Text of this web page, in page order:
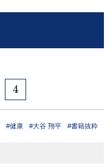
4
#健康 #大谷 翔平 #書籍抜粋